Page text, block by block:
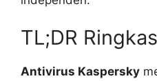
TL;DR
Antivirus Kaspersky